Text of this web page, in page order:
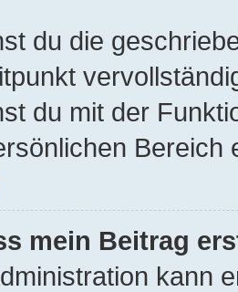
du die
du mit der
Bereich
mein Beitrag
kann